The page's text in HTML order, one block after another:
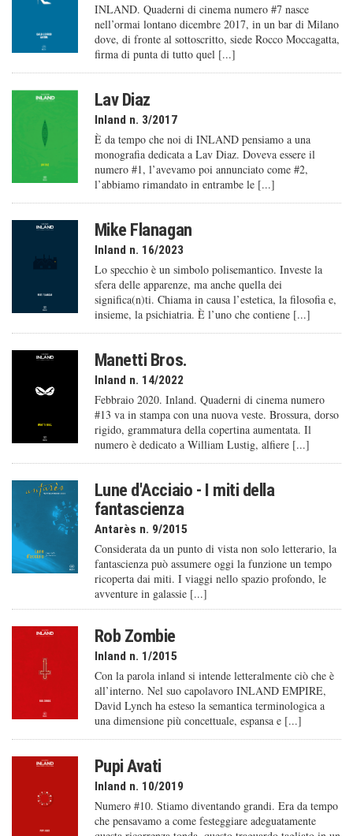
INLAND. Quaderni di cinema numero #7 nasce
nell’ormai lontano dicembre 2017, in un bar di Milano
dove, di fronte al sottoscritto, siede Rocco Moccagatta,
firma di punta di tutto quel [...]
Lav Diaz
Inland n. 3/2017
È da tempo che noi di INLAND pensiamo a una
monografia dedicata a Lav Diaz. Doveva essere il
numero #1, l’avevamo poi annunciato come #2,
l’abbiamo rimandato in entrambe le [...]
Mike Flanagan
Inland n. 16/2023
Lo specchio è un simbolo polisemantico. Investe la
sfera delle apparenze, ma anche quella dei
significa(n)ti. Chiama in causa l’estetica, la filosofia e,
insieme, la psichiatria. È l’uno che contiene [...]
Manetti Bros.
Inland n. 14/2022
Febbraio 2020. Inland. Quaderni di cinema numero
#13 va in stampa con una nuova veste. Brossura, dorso
rigido, grammatura della copertina aumentata. Il
numero è dedicato a William Lustig, alfiere [...]
Lune d'Acciaio - I miti della
fantascienza
Antarès n. 9/2015
Considerata da un punto di vista non solo letterario, la
fantascienza può assumere oggi la funzione un tempo
ricoperta dai miti. I viaggi nello spazio profondo, le
avventure in galassie [...]
Rob Zombie
Inland n. 1/2015
Con la parola inland si intende letteralmente ciò che è
all’interno. Nel suo capolavoro INLAND EMPIRE,
David Lynch ha esteso la semantica terminologica a
una dimensione più concettuale, espansa e [...]
Pupi Avati
Inland n. 10/2019
Numero #10. Stiamo diventando grandi. Era da tempo
che pensavamo a come festeggiare adeguatamente